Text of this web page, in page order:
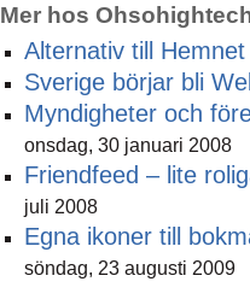
Mer hos
Alternativ till Hemnet
Sverige börjar bli
Myndigheter och
onsdag, 30 januari 2008
Friendfeed – lite
juli 2008
Egna ikoner till
söndag, 23 augusti 2009